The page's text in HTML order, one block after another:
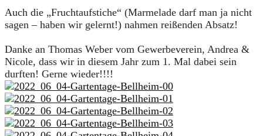
Auch die „Fruchtaufstiche“ (Marmelade darf man ja nicht
sagen – haben wir gelernt!) nahmen reißenden Absatz!
Danke an Thomas Weber vom Gewerbeverein, Andrea &
Nicole, dass wir in diesem Jahr zum 1. Mal dabei sein
durften! Gerne wieder!!!!